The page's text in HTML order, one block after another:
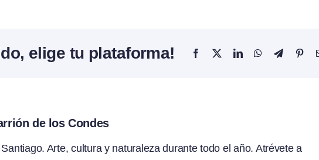
elige tu plataforma! Facebook
X LinkedInWhatsApp
Telegram
de los Condes
Arte, cultura y naturaleza durante todo el año. Atrévete a